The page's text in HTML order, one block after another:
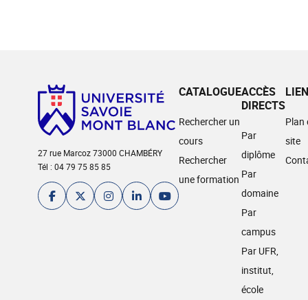
27 rue Marcoz 73000 CHAMBÉRY
Tél : 04 79 75 85 85
CATALOGUE
Rechercher un
cours
Rechercher
une formation
ACCÈS
DIRECTS
Par
diplôme
Par
domaine
Par
campus
Par UFR,
institut,
école
Plan
site